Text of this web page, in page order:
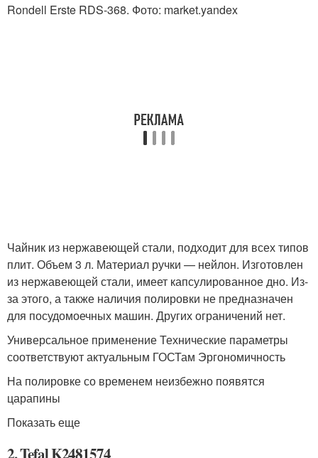
Rondell Erste RDS-368. Фото: market.yandex
Чайник из нержавеющей стали, подходит для всех типов
плит. Объем 3 л. Материал ручки — нейлон. Изготовлен
из нержавеющей стали, имеет капсулированное дно. Из-
за этого, а также наличия полировки не предназначен
для посудомоечных машин. Других ограничений нет.
Универсальное применение Технические параметры
соответствуют актуальным ГОСТам Эргономичность
На полировке со временем неизбежно появятся
царапины
Показать еще
2. Tefal K2481574